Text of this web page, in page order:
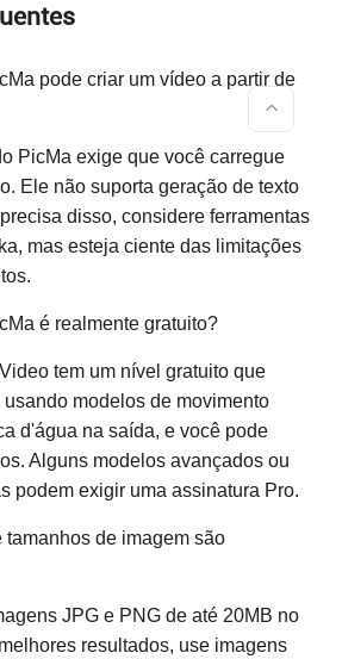
pode criar um vídeo a partir de
PicMa exige que você carregue
Ele não suporta geração de texto
disso, considere ferramentas
mas esteja ciente das limitações
é realmente gratuito?
tem um nível gratuito que
modelos de movimento
d'água na saída, e você pode
Alguns modelos avançados ou
podem exigir uma assinatura Pro.
tamanhos de imagem são
JPG e PNG de até 20MB no
resultados, use imagens